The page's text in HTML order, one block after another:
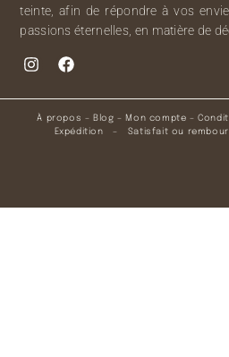
teinte, afin de répondre à vos
passions éternelles, en matière de
À propos – Blog – Mon compte –
Expédition – Satisfait ou